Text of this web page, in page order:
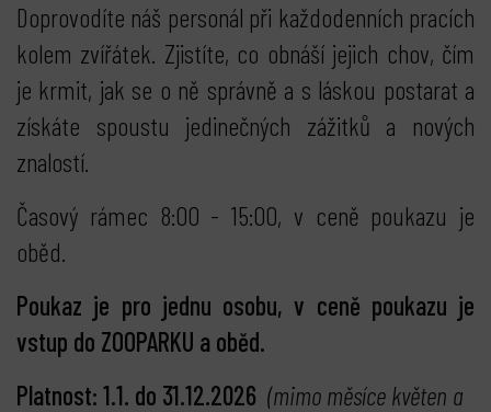
Doprovodíte náš personál při každodenních pracích
kolem zvířátek. Zjistíte, co obnáší jejich chov, čím
je krmit, jak se o ně správně a s láskou postarat a
získáte spoustu jedinečných zážitků a nových
znalostí.
Časový rámec 8:00 - 15:00, v ceně poukazu je
oběd.
Poukaz je pro jednu osobu, v ceně poukazu je
vstup do ZOOPARKU a oběd.
Platnost: 1.1. do 31.12.2026 (mimo měsíce květen a